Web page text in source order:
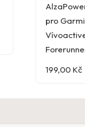
pro
199,00 Kč